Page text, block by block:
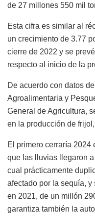
de 27 millones 550 mil
Esta cifra es similar al
un crecimiento de 3.77
cierre de 2022 y se
respecto al inicio de la
De acuerdo con datos
Agroalimentaria y
General de Agricultura,
en la producción de
El primero cerraría 2024
que las lluvias llegaron
cual prácticamente
afectado por la sequía,
en 2021, de un millón
garantiza también la